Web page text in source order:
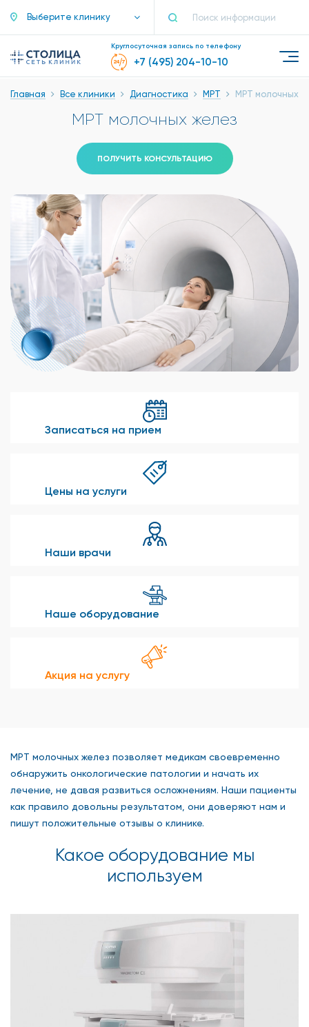
Выберите клинику
Круглосуточная запись по телефону
+7 (495) 204-10-10
Главная Все клиники Диагностика МРТ МРТ молочных
МРТ молочных желез
ПОЛУЧИТЬ КОНСУЛЬТАЦИЮ
Записаться на прием
Цены на услуги
Наши врачи
Наше оборудование
Акция на услугу
МРТ молочных желез позволяет медикам своевременно
обнаружить онкологические патологии и начать их
лечение, не давая развиться осложнениям. Наши пациенты
как правило довольны результатом, они доверяют нам и
пишут положительные отзывы о клинике.
Какое оборудование мы
используем